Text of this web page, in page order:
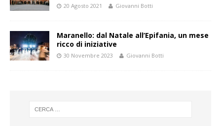
20 Agosto 2021 Giovanni Botti
Maranello: dal Natale all’Epifania, un mese
ricco di iniziative
30 Novembre 2023 Giovanni Botti